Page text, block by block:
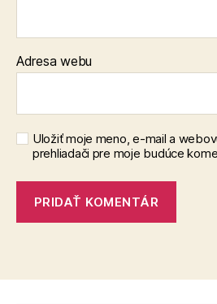
Adresa webu
Uložiť moje meno, e-mail a
prehliadači pre moje budúce